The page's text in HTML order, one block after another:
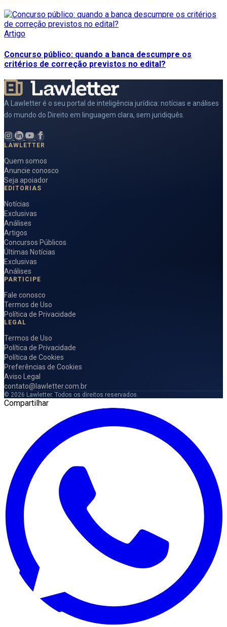
Artigo
Concurso público: quando a banca descumpre os
critérios de correção previstos no edital?
A Lawletter é o seu portal de inteligência jurídica: notícias e análises
do mundo do Direito em linguagem clara, sem juridiquês.
LAWLETTER
Quem somos
Anuncie conosco
Seja apoiador
EDITORIAS
Notícias
Exclusivas
Análises
Artigos
Concursos Públicos
Últimas Notícias
Exclusivas
Análises
PARTICIPE
Fale conosco
Termos de Uso
Política de Privacidade
LEGAL
Termos de Uso
Política de Privacidade
Política de Cookies
Preferências de Cookies
Aviso Legal
contato@lawletter.com.br
© 2026 Lawletter. Todos os direitos reservados.
Compartilhar